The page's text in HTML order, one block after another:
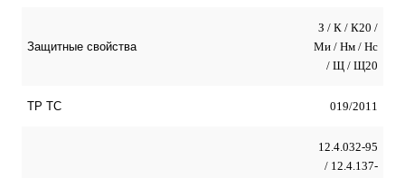
Защитные свойства
З / К / К20 /
Ми / Нм / Нс
/ Щ / Щ20
ТР ТС 019/2011
12.4.032-95
/ 12.4.137-